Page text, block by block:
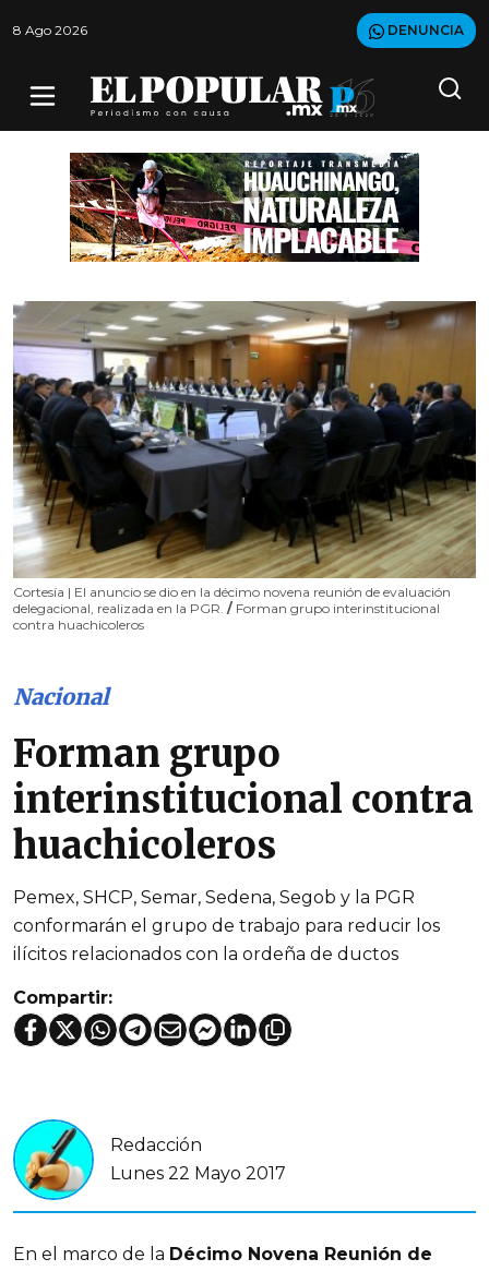
8 Ago 2026 DENUNCIA
Cortesía | El anuncio se dio en la décimo novena reunión de evaluación
delegacional, realizada en la PGR. / Forman grupo interinstitucional
contra huachicoleros
Nacional
Forman grupo
interinstitucional contra
huachicoleros
Pemex, SHCP, Semar, Sedena, Segob y la PGR
conformarán el grupo de trabajo para reducir los
ilícitos relacionados con la ordeña de ductos
Compartir:
Redacción
Lunes 22 Mayo 2017
En el marco de la Décimo Novena Reunión de